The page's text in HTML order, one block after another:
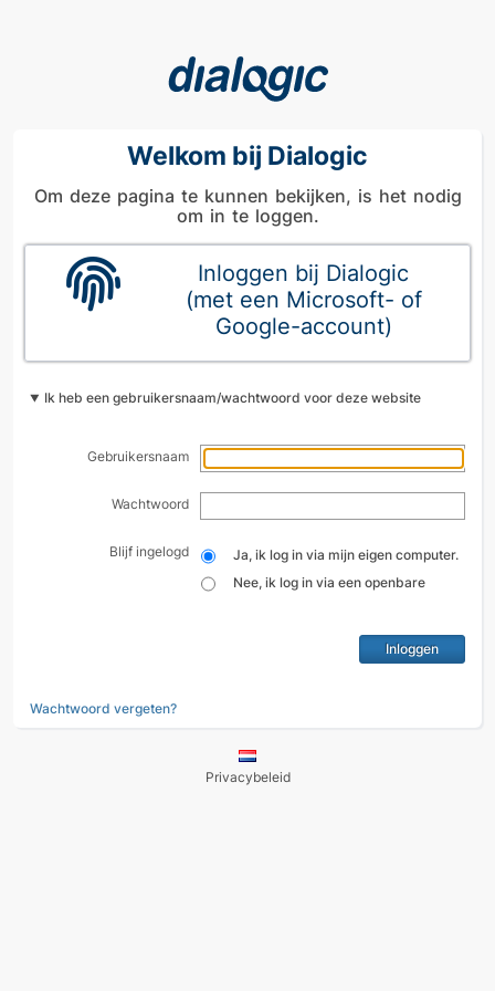
Welkom bij Dialogic
Om deze pagina te kunnen bekijken, is het nodig
om in te loggen.
Inloggen bij Dialogic
(met een Microsoft- of
Google-account)
Ik heb een gebruikersnaam/wachtwoord voor deze website
Gebruikersnaam
Wachtwoord
Blijf ingelogd
Ja, ik log in via mijn eigen computer.
Nee, ik log in via een openbare
Wachtwoord vergeten?
Privacybeleid